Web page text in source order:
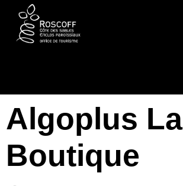
Algoplus La
Boutique
Cookies management panel